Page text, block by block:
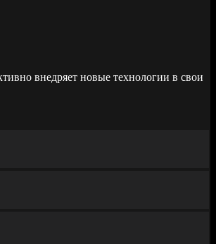
внедряет новые технологии в свои